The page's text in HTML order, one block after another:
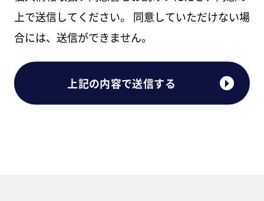
上で送信してください。 同意していただけない場
合には、送信ができません。